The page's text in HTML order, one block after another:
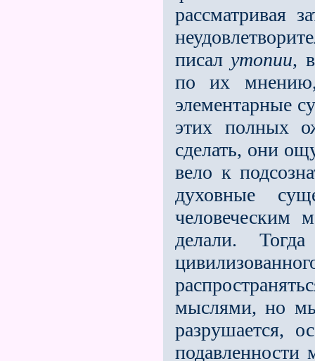
рассматривая
писалутопии,
по их
элементарные
этих полных
сделать, они
вело к
духовные
человеческим
делали.
мыслями, но
разрушается,
подавленности